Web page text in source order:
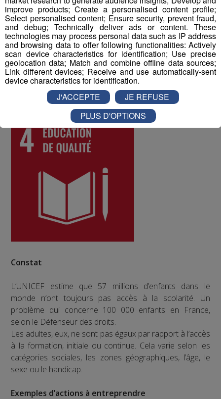
à tous les collaborateurs permet d'identifier les
difficultés qui pourraient être rencontrées par les
différents salariés, et d'y remédier. Au mois de juin 2022,
les collaborateurs ont donné une note globale de 8 sur
10 à la qualité de vie au travail au sein du Groupe Mont
Blanc Médias.
ODD numéro 4 : Education de qualité
Constat
L’UNICEF estime que 57 millions d’enfants dans le
monde n’ont toujours pas accès à la scolarité. Un
problème qui concerne 100 000 enfants en France,
selon le Défenseur des droits.
Les adultes, eux, ne sont pas égaux par rapport à l’accès
à la formation, initiale ou continue. Cela varie selon les
catégories sociales, les zones géographiques, l’âge, le
sexe ou le handicap.
Exemples d’actions à entreprendre
improve products; Create a personalised content profile;
Select personalised content; Ensure security, prevent fraud,
and debug; Technically deliver ads or content. These
technologies may process personal data such as IP address
and browsing data to offer following functionalities: Actively
scan device characteristics for identification; Use precise
geolocation data; Match and combine offline data sources;
Link different devices; Receive and use automatically-sent
device characteristics for identification.
J'ACCEPTE
JE REFUSE
PLUS D'OPTIONS